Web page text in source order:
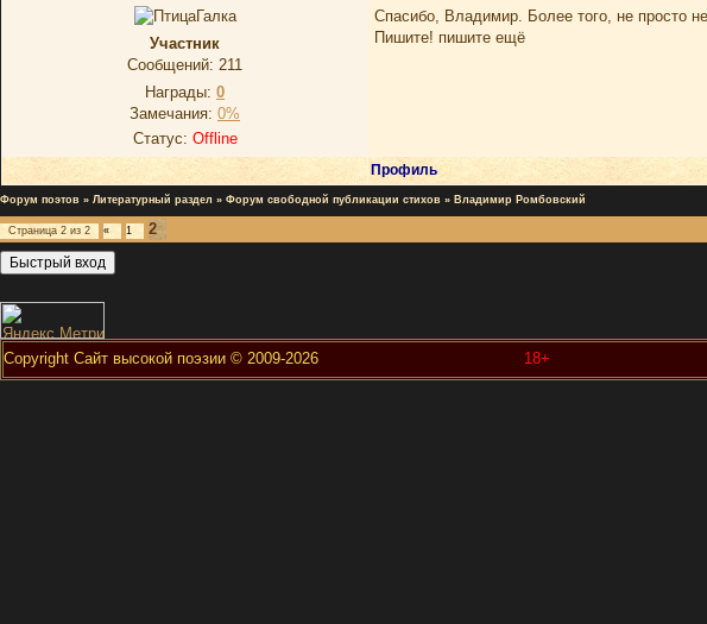
Участник
Сообщений: 211
Награды: 0
Замечания: 0%
Статус: Offline
Спасибо, Владимир. Более того, не просто
Пишите! пишите ещё
Профиль
Форум поэтов » Литературный раздел » Форум свободной публикации стихов » Владимир Ромбовский
Страница 2 из 2 « 1
2
Copyright Сайт высокой поэзии © 2009-2026 18+